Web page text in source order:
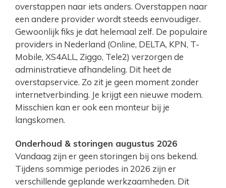
overstappen naar iets anders. Overstappen naar
een andere provider wordt steeds eenvoudiger.
Gewoonlijk fiks je dat helemaal zelf. De populaire
providers in Nederland (Online, DELTA, KPN, T-
Mobile, XS4ALL, Ziggo, Tele2) verzorgen de
administratieve afhandeling. Dit heet de
overstapservice. Zo zit je geen moment zonder
internetverbinding. Je krijgt een nieuwe modem.
Misschien kan er ook een monteur bij je
langskomen.
Onderhoud & storingen augustus 2026
Vandaag zijn er geen storingen bij ons bekend.
Tijdens sommige periodes in 2026 zijn er
verschillende geplande werkzaamheden. Dit